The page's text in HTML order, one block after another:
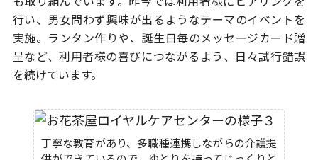
行い、男女問わず興味が出るようなテーマのイベントを
実施。ランタン作りや、誕生日毎のメッセージカード贈
呈など、利用者様の喜びにつながるよう、日々試行錯誤
を続けています。
丁寧な教育があり、多職種連携しながらの介護提